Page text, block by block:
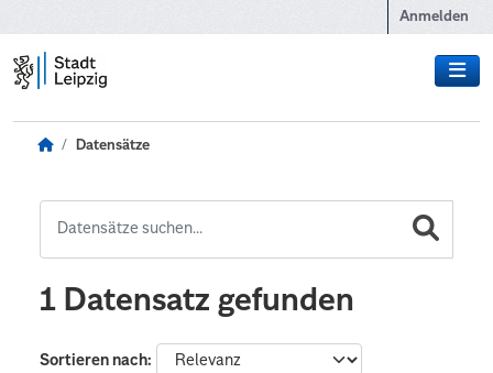
Anmelden
Datensätze
1 Datensatz gefunden
Sortieren nach